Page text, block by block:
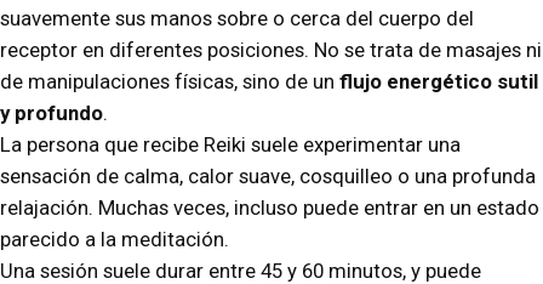
suavemente sus manos sobre o cerca del cuerpo del
receptor en diferentes posiciones. No se trata de masajes ni
de manipulaciones físicas, sino de un flujo energético sutil
y profundo.
La persona que recibe Reiki suele experimentar una
sensación de calma, calor suave, cosquilleo o una profunda
relajación. Muchas veces, incluso puede entrar en un estado
parecido a la meditación.
Una sesión suele durar entre 45 y 60 minutos, y puede